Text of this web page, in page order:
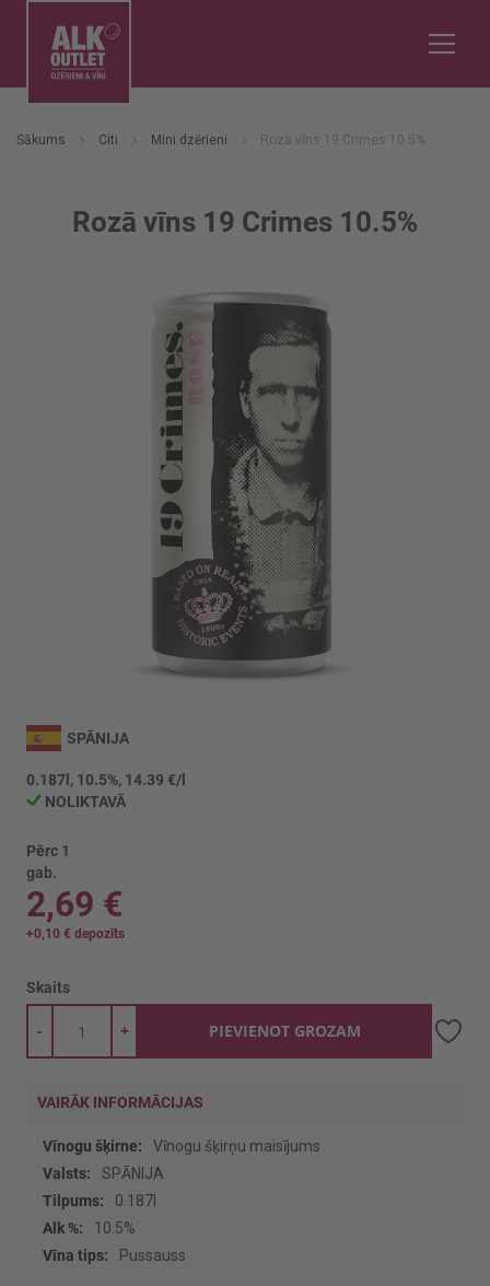
Sākums Citi Mini dzērieni Rozā vīns 19 Crimes 10.5%
Rozā vīns 19 Crimes 10.5%
uz
galerijas
sākumu
SPĀNIJA
0.187l, 10.5%, 14.39 €/l
NOLIKTAVĀ
Pērc 1
gab.
2,69 €
+0,10 € depozīts
Skaits
+
- PIEVIENOT GROZAM
VAIRĀK INFORMĀCIJAS
Vairāk
informācijas
Vīnogu šķirņu maisījums
SPĀNIJA
0.187l
10.5%
Pussauss